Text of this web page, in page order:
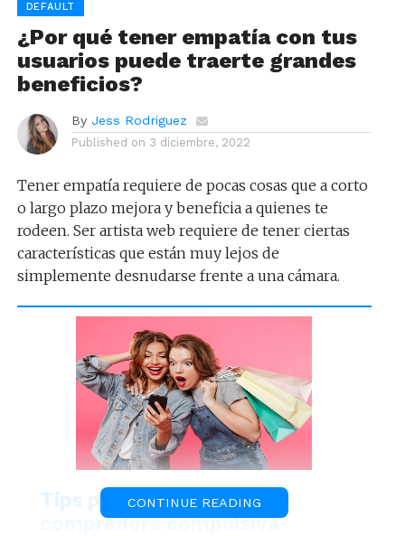
DEFAULT
¿Por qué tener empatía con tus
usuarios puede traerte grandes
beneficios?
By Jess Rodriguez
Published on 3 diciembre, 2022
Tener empatía requiere de pocas cosas que a corto
o largo plazo mejora y beneficia a quienes te
rodeen. Ser artista web requiere de tener ciertas
características que están muy lejos de
simplemente desnudarse frente a una cámara.
Tips para no ser una
compradora compulsiva
CONTINUE READING